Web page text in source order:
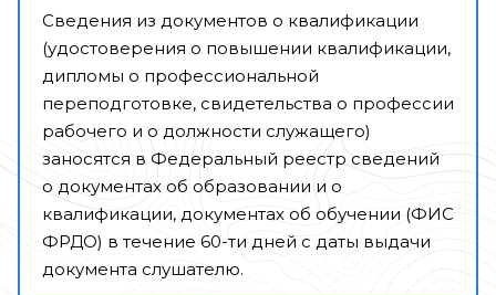
Сведения из документов о квалификации
(удостоверения о повышении квалификации,
дипломы о профессиональной
переподготовке, свидетельства о профессии
рабочего и о должности служащего)
заносятся в Федеральный реестр сведений
о документах об образовании и о
квалификации, документах об обучении (ФИС
ФРДО) в течение 60-ти дней с даты выдачи
документа слушателю.